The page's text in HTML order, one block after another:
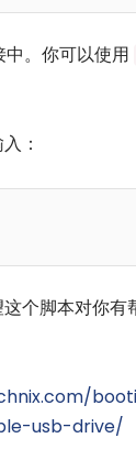
中。你可以使用
：
个脚本对你有
usb-drive/